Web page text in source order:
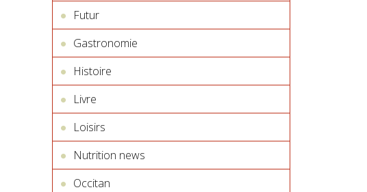
Futur
Gastronomie
Histoire
Livre
Loisirs
Nutrition news
Occitan